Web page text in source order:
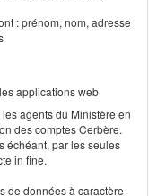
: prénom, nom, adresse
applications web
agents du Ministère en
des comptes Cerbère.
échéant, par les seules
in fine.
de données à caractère